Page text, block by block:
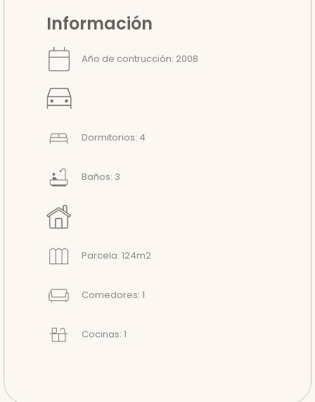
Información
Año de contrucción: 2008
Dormitorios: 4
Baños: 3
Parcela: 124m2
Comedores: 1
Cocinas: 1